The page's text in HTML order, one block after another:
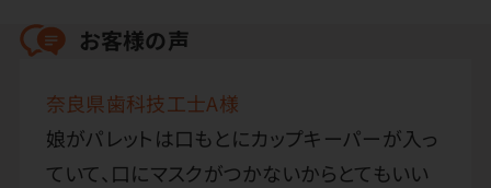
お客様の声
奈良県歯科技工士A様
娘がパレットは口もとにカップキーパーが入っ
ていて、口にマスクがつかないからとてもいい